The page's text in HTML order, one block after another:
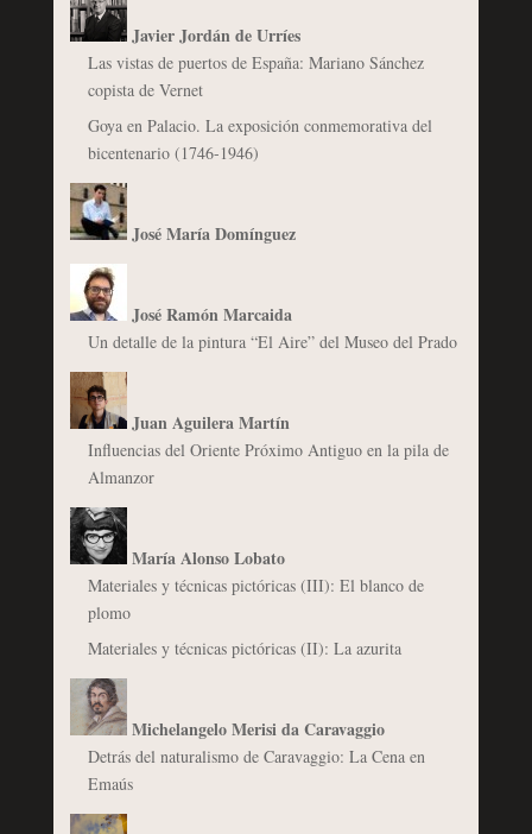
Javier Jordán de Urríes
Las vistas de puertos de España: Mariano Sánchez
copista de Vernet
Goya en Palacio. La exposición conmemorativa del
bicentenario (1746-1946)
José María Domínguez
José Ramón Marcaida
Un detalle de la pintura “El Aire” del Museo del Prado
Juan Aguilera Martín
Influencias del Oriente Próximo Antiguo en la pila de
Almanzor
María Alonso Lobato
Materiales y técnicas pictóricas (III): El blanco de
plomo
Materiales y técnicas pictóricas (II): La azurita
Michelangelo Merisi da Caravaggio
Detrás del naturalismo de Caravaggio: La Cena en
Emaús